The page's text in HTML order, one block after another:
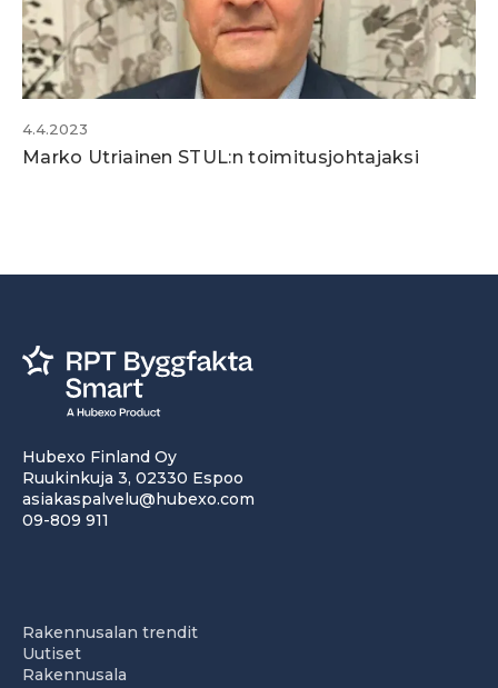
4.4.2023
Marko Utriainen STUL:n toimitusjohtajaksi
Hubexo Finland Oy
Ruukinkuja 3, 02330 Espoo
asiakaspalvelu@hubexo.com
09-809 911
Rakennusalan trendit
Uutiset
Rakennusala